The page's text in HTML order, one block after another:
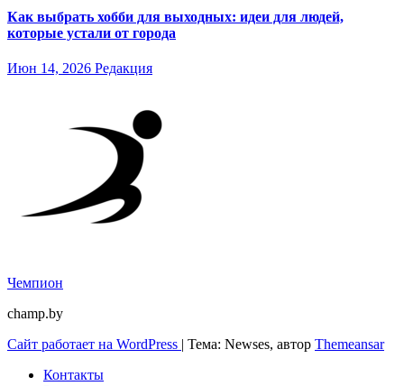
Как выбрать хобби для выходных: идеи для людей,
которые устали от города
Июн 14, 2026 Редакция
Чемпион
champ.by
Сайт работает на WordPress | Тема: Newses, автор Themeansar
Контакты